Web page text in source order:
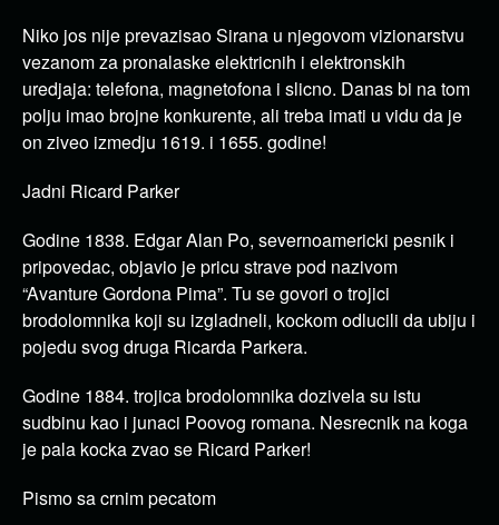
Niko jos nije prevazisao Sirana u njegovom vizionarstvu
vezanom za pronalaske elektricnih i elektronskih
uredjaja: telefona, magnetofona i slicno. Danas bi na tom
polju imao brojne konkurente, ali treba imati u vidu da je
on ziveo izmedju 1619. i 1655. godine!
Jadni Ricard Parker
Godine 1838. Edgar Alan Po, severnoamericki pesnik i
pripovedac, objavio je pricu strave pod nazivom
“Avanture Gordona Pima”. Tu se govori o trojici
brodolomnika koji su izgladneli, kockom odlucili da ubiju i
pojedu svog druga Ricarda Parkera.
Godine 1884. trojica brodolomnika dozivela su istu
sudbinu kao i junaci Poovog romana. Nesrecnik na koga
je pala kocka zvao se Ricard Parker!
Pismo sa crnim pecatom